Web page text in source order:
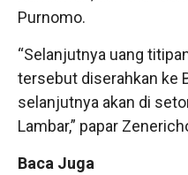
Purnomo.
“Selanjutnya uang
tersebut diserahkan ke
selanjutnya akan di
Lambar,” papar
Baca Juga